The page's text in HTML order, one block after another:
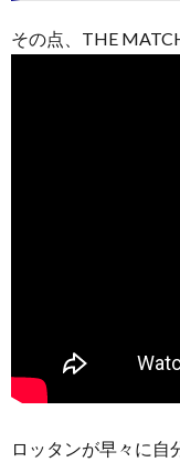
その点、THE
ロッタンが早々に自